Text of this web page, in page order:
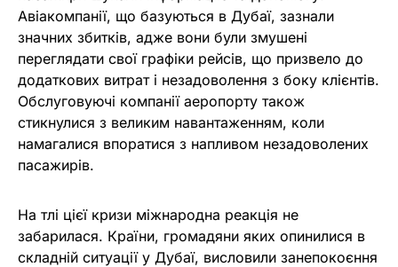
Авіакомпанії, що базуються в Дубаї, зазнали
значних збитків, адже вони були змушені
переглядати свої графіки рейсів, що призвело до
додаткових витрат і незадоволення з боку клієнтів.
Обслуговуючі компанії аеропорту також
стикнулися з великим навантаженням, коли
намагалися впоратися з напливом незадоволених
пасажирів.
На тлі цієї кризи міжнародна реакція не
забарилася. Країни, громадяни яких опинилися в
складній ситуації у Дубаї, висловили занепокоєння